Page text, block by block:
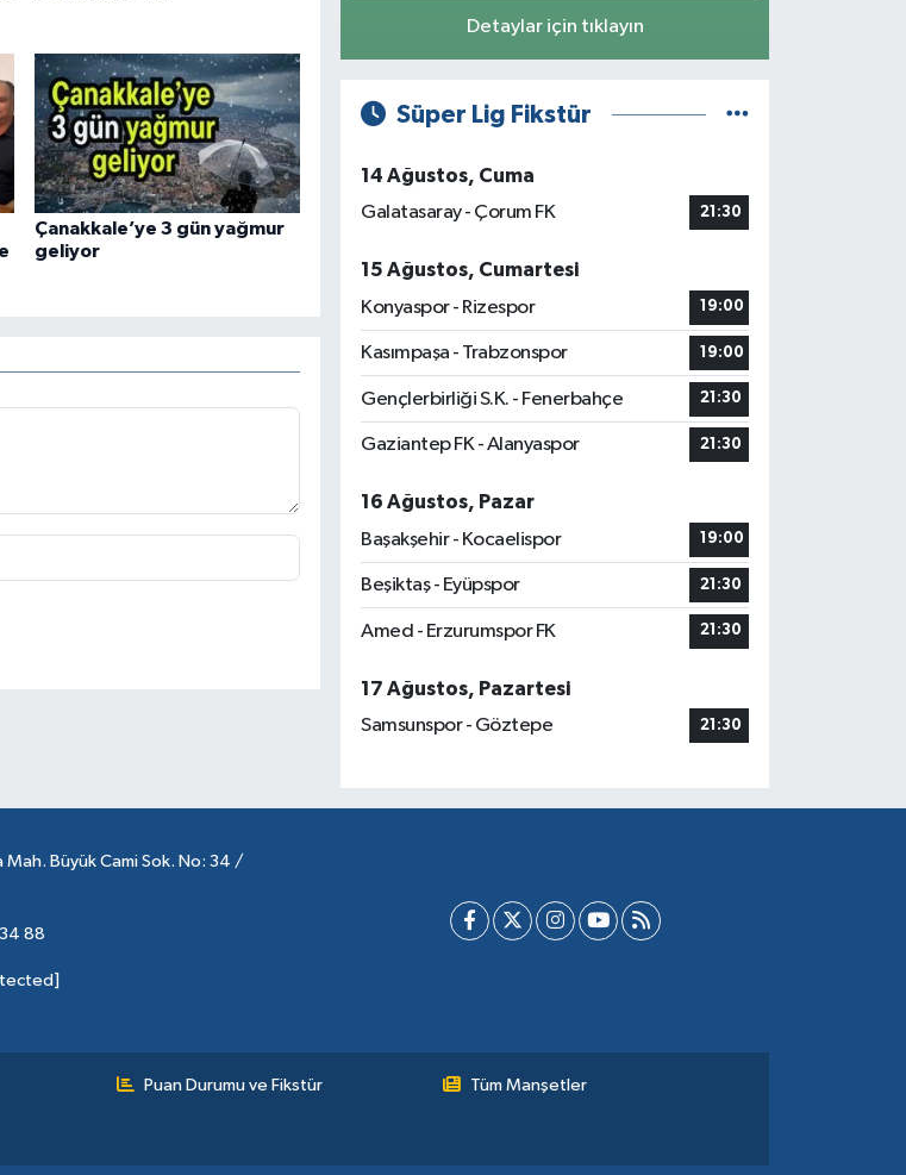
Çanakkale’ye 3 gün yağmur
geliyor
Detaylar için tıklayın
Süper Lig Fikstür
14 Ağustos, Cuma
Galatasaray - Çorum FK
21:30
15 Ağustos, Cumartesi
Konyaspor - Rizespor
19:00
Kasımpaşa - Trabzonspor 19:00
Gençlerbirliği S.K. - Fenerbahçe 21:30
Gaziantep FK - Alanyaspor 21:30
16 Ağustos, Pazar
Başakşehir - Kocaelispor
19:00
Beşiktaş - Eyüpspor 21:30
Amed - Erzurumspor FK 21:30
17 Ağustos, Pazartesi
Samsunspor - Göztepe
21:30
Mah. Büyük Cami Sok. No: 34 /
88
Puan Durumu ve Fikstür Tüm Manşetler